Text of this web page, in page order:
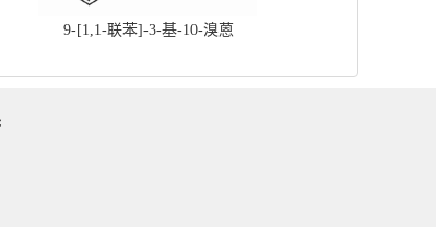
9-[1,1-联苯]-3-基-10-溴蒽